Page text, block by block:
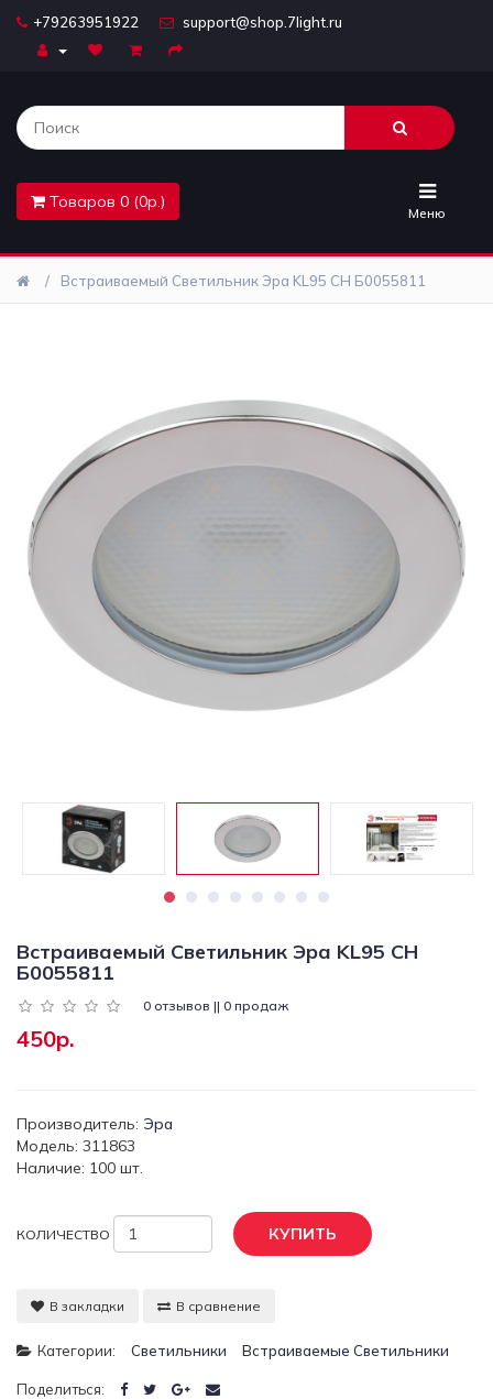
+79263951922 support@shop.7light.ru
Товаров 0 (0р.)
Меню
Комплектующие
Лайтбоксы
Предметы
интерьера
Светильники
Светодиодная
подсветка
системы
Уличные
Электротовары
Встраиваемый Светильник Эра KL95 CH Б0055811
Встраиваемый Светильник Эра KL95 CH
Б0055811
0 отзывов || 0 продаж
450р.
Производитель: Эра
Модель: 311863
Наличие: 100 шт.
КОЛИЧЕСТВО КУПИТЬ
В закладки В сравнение
Категории: Светильники Встраиваемые Светильники
Поделиться: